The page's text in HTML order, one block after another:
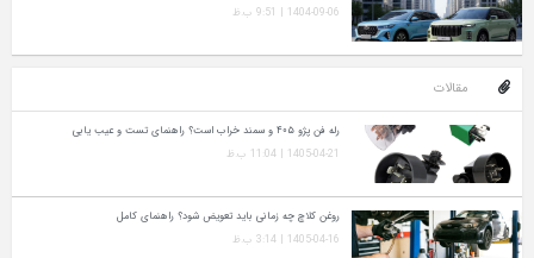
1404-09-06 | 9:51 ب.ظ
مقالات
رله فن پژو ۴۰۵ و سمند خراب است؟ راهنمای تست و عیب‌ یابی
1405-04-21 | 11:04 ب.ظ
روغن کلاچ چه زمانی باید تعویض شود؟ راهنمای کامل
1405-04-16 | 3:14 ب.ظ